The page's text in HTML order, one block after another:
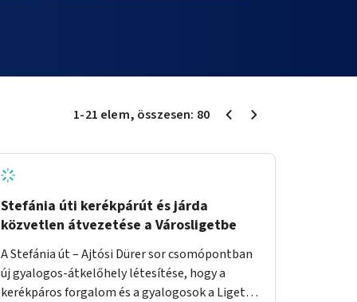
1-21 elem, összesen: 80
Stefánia úti kerékpárút és járda
közvetlen átvezetése a Városligetbe
A Stefánia út – Ajtósi Dürer sor csomópontban
új gyalogos-átkelőhely létesítése, hogy a
kerékpáros forgalom és a gyalogosok a Liget